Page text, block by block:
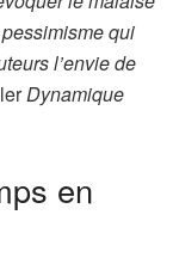
qui
l’envie de
Dynamique
en